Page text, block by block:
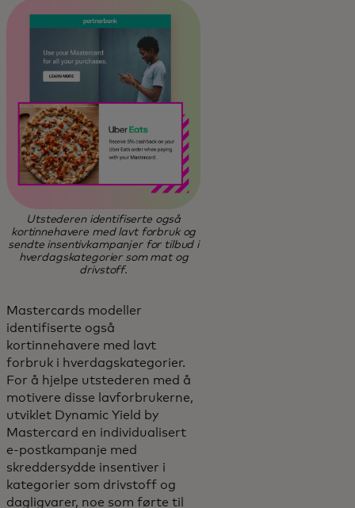
Utstederen identifiserte også
kortinnehavere med lavt forbruk og
sendte insentivkampanjer for tilbud i
hverdagskategorier som mat og
drivstoff.
Mastercards modeller
identifiserte også
kortinnehavere med lavt
forbruk i hverdagskategorier.
For å hjelpe utstederen med å
motivere disse lavforbrukerne,
utviklet Dynamic Yield by
Mastercard en individualisert
e-postkampanje med
skreddersydde insentiver i
kategorier som drivstoff og
dagligvarer, noe som førte til